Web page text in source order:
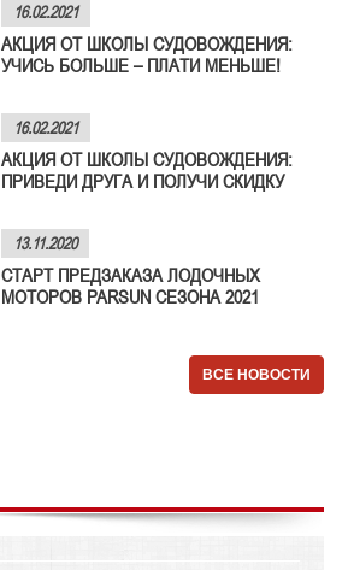
16.02.2021
АКЦИЯ ОТ ШКОЛЫ СУДОВОЖДЕНИЯ:
УЧИСЬ БОЛЬШЕ – ПЛАТИ МЕНЬШЕ!
16.02.2021
АКЦИЯ ОТ ШКОЛЫ СУДОВОЖДЕНИЯ:
ПРИВЕДИ ДРУГА И ПОЛУЧИ СКИДКУ
13.11.2020
СТАРТ ПРЕДЗАКАЗА ЛОДОЧНЫХ
МОТОРОВ PARSUN СЕЗОНА 2021
ВСЕ НОВОСТИ